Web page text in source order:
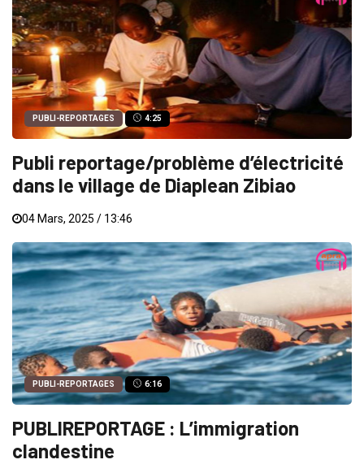
PUBLI-REPORTAGES 4:25
Publi reportage/problème d’électricité
dans le village de Diaplean Zibiao
04 Mars, 2025 / 13:46
PUBLI-REPORTAGES 6:16
PUBLIREPORTAGE : L’immigration
clandestine